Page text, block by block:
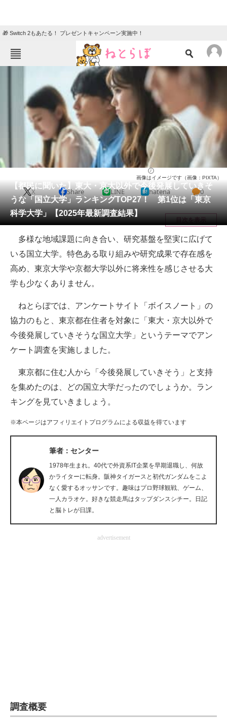
🎁 Switch 2もあたる！ プレゼントキャンペーン実施中！
ニュース
エンタメ クイズ
地域
教育・育児
リサーチ
会員記事
メディア
注目記事を集めた総合ページ
ITの今と未来を見通す
スマホと通信の最新トレンド
好きが集まる 比べて選べる
ビジネスと働き方のヒント
経営リーダーのコミュニティ
マーケ×ITの今がよく分かる
ITエンジニア向け専門サイト
企業向けIT製品の総合サイト
IT製品の技術・比較・事例
製造業のIT導入・活用を支援
【都民に聞いた】東大・京大以外で今後発展していきそ
うな「国立大学」ランキングTOP27！ 第1位は「東京
科学大学」【2025年最新調査結果】
画像はイメージです（画像：PIXTA）
X Share LINE hatena 0
目次を表示
多様な地域課題に向き合い、研究基盤を堅実に広げて
いる国立大学。特色ある取り組みや研究成果で存在感を
高め、東京大学や京都大学以外に将来性を感じさせる大
学も少なくありません。
ねとらぼでは、アンケートサイト「ボイスノート」の
協力のもと、東京都在住者を対象に「東大・京大以外で
今後発展していきそうな国立大学」というテーマでアン
ケート調査を実施しました。
東京都に住む人から「今後発展していきそう」と支持
を集めたのは、どの国立大学だったのでしょうか。ラン
キングを見ていきましょう。
※本ページはアフィリエイトプログラムによる収益を得ています
筆者：センター
1978年生まれ。40代で外資系IT企業を早期退職し、何故
かライターに転身。阪神タイガースと初代ガンダムをこよ
なく愛するオッサンです。趣味はプロ野球観戦、ゲーム、
一人カラオケ。好きな競走馬はタップダンスシチー。日記
と脳トレが日課。
advertisement
調査概要